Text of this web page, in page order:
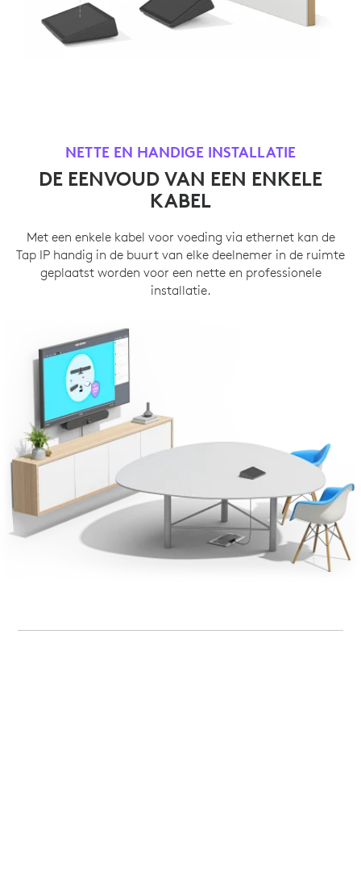
NETTE EN HANDIGE INSTALLATIE
DE EENVOUD VAN EEN ENKELE
KABEL
Met een enkele kabel voor voeding via ethernet kan de
Tap IP handig in de buurt van elke deelnemer in de ruimte
geplaatst worden voor een nette en professionele
installatie.